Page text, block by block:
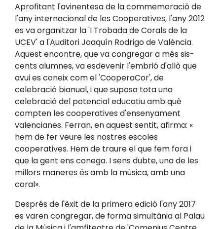
Aprofitant l'avinentesa de la commemoració de
l'any internacional de les Cooperatives, l'any 2012
es va organitzar la 'I Trobada de Corals de la
UCEV' a l'Auditori Joaquín Rodrigo de València.
Aquest encontre, que va congregar a més sis-
cents alumnes, va esdevenir l'embrió d'allò que
avui es coneix com el 'CooperaCor', de
celebració bianual, i que suposa tota una
celebració del potencial educatiu amb què
compten les cooperatives d'ensenyament
valencianes. Ferran, en aquest sentit, afirma: «
hem de fer veure les nostres escoles
cooperatives. Hem de traure el que fem fora i
que la gent ens conega. I sens dubte, una de les
millors maneres és amb la música, amb una
coral».
Després de l'èxit de la primera edició l'any 2017
es varen congregar, de forma simultània al Palau